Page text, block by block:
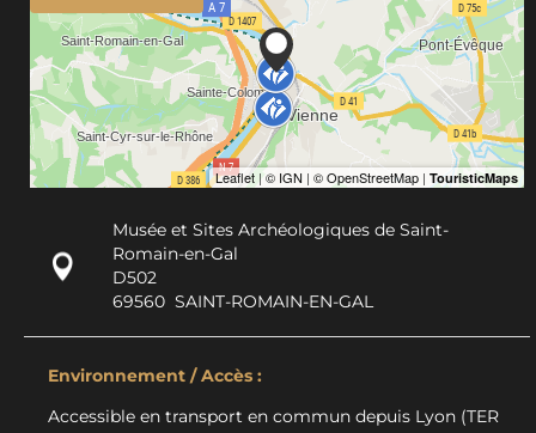
Musée et Sites Archéologiques de Saint-
Romain-en-Gal
D502
69560 SAINT-ROMAIN-EN-GAL
Environnement / Accès :
Accessible en transport en commun depuis Lyon (TER